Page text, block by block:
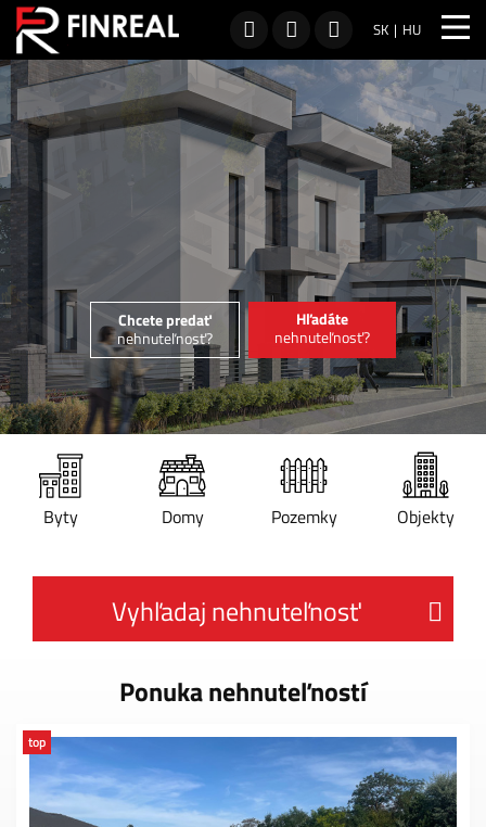
SK HU
Chcete predať
nehnuteľnosť?
Hľadáte
nehnuteľnosť?
Byty Domy Pozemky Objekty
Vyhľadaj nehnuteľnosť
Ponuka nehnuteľností
top